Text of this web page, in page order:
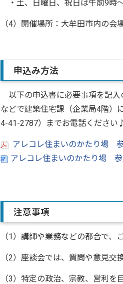
・土、日曜日、祝日は午前9時
（4）開催場所：大牟田市内の会
申込み方法
以下の申込書に必要事項を記入
などで建築住宅課（企業局4階）
4-41-2787）までお電話ください
アレコレ住まいのかたり場
アレコレ住まいのかたり場 参
注意事項
（1）講師や業務などの都合で、
（2）座談会では、質問や意見交
（3）特定の政治、宗教、営利を